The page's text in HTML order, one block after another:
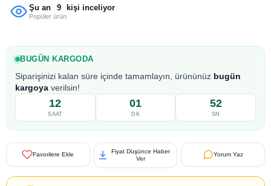
Şu an 8 kişi inceliyor
Popüler ürün
BUGÜN KARGODA
Siparişinizi kalan süre içinde tamamlayın, ürününüz bugün
kargoya verilsin!
12
SAAT
01
DK
51
SN
Favorilere Ekle
Fiyat Düşünce Haber
Ver
Yorum Yaz